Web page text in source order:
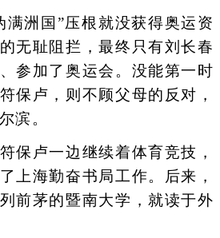
洲国”压根就没获得奥运资
无耻阻拦，最终只有刘长春
参加了奥运会。没能第一时
保卢，则不顾父母的反对，
滨。
卢一边继续着体育竞技，
上海勤奋书局工作。后来，
前茅的暨南大学，就读于外